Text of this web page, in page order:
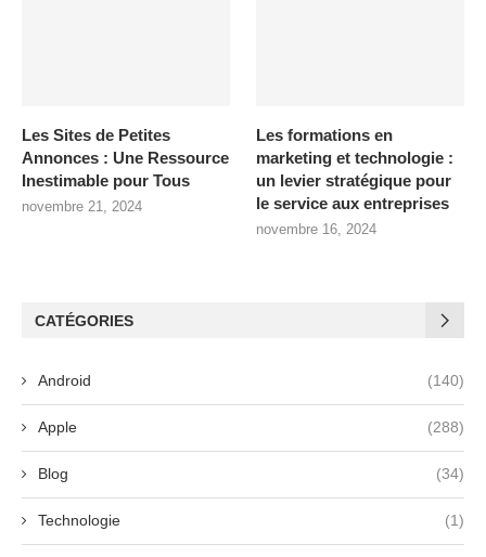
Les Sites de Petites
Annonces : Une Ressource
Inestimable pour Tous
novembre 21, 2024
Les formations en
marketing et technologie :
un levier stratégique pour
le service aux entreprises
novembre 16, 2024
CATÉGORIES
Android (140)
Apple (288)
Blog (34)
Technologie (1)